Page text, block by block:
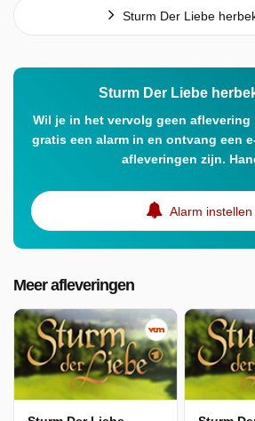
Sturm Der Liebe
Sturm Der Liebe
Wil je in het vervolg geen aflevering
gratis een alarm in en ontvang een
afleveringen zijn.
Alarm instellen
Meer afleveringen